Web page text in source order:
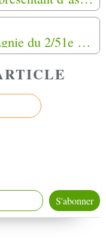
Appel à témoins : 5e compagnie du 2/51e RI à la Baraka (Algérie)